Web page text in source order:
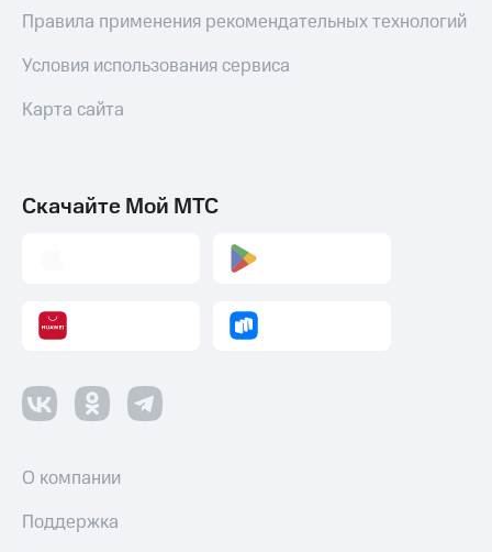
Правила применения рекомендательных технологий
Условия использования сервиса
Карта сайта
Скачайте Мой МТС
О компании
Поддержка